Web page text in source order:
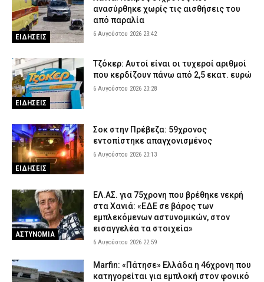
του 26χρονου Αφγανού για τη βαλίτσα με τη σορό
ΑΣΤΥΝΟΜΙΑ 6 Αυγούστου 2026 17:15
Σαμοθράκη: Επιχείρηση διάσωσης 15χρονης που τραυματίστηκε
ΕΙΔΗΣΕΙΣ 6 Αυγούστου 2026 17:02
Χαλκιδική: Πυροσβέστες έσβησαν μέσα σε 15 λεπτά φωτιά στο
Πόρτο Καρράς
Meteo: Πότε αρχίζει η περίοδος των δασικών πυρκαγιών στην
Ελλάδα – Οι έξι πιο επικίνδυνες εβδομάδες του έτους
ΕΙΔΗΣΕΙΣ 6 Αυγούστου 2026 16:37
ΕΙΔΗΣΕΙΣ
ανασύρθηκε χωρίς τις αισθήσεις του
από παραλία
6 Αυγούστου 2026 23:42
ΕΙΔΗΣΕΙΣ
Τζόκερ: Αυτοί είναι οι τυχεροί αριθμοί
που κερδίζουν πάνω από 2,5 εκατ. ευρώ
6 Αυγούστου 2026 23:28
ΕΙΔΗΣΕΙΣ
Σοκ στην Πρέβεζα: 59χρονος
εντοπίστηκε απαγχονισμένος
6 Αυγούστου 2026 23:13
ΑΣΤΥΝΟΜΙΑ
ΕΛ.ΑΣ. για 75χρονη που βρέθηκε νεκρή
στα Χανιά: «ΕΔΕ σε βάρος των
εμπλεκόμενων αστυνομικών, στον
εισαγγελέα τα στοιχεία»
6 Αυγούστου 2026 22:59
Marfin: «Πάτησε» Ελλάδα η 46χρονη που
κατηγορείται για εμπλοκή στον φονικό